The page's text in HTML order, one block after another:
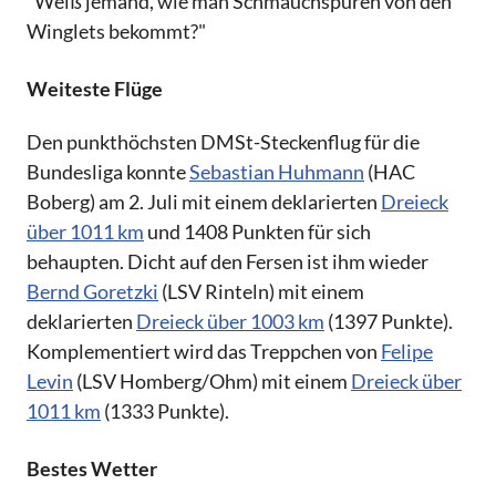
Winglets bekommt?"
Weiteste Flüge
Den punkthöchsten DMSt-Steckenflug für die
Bundesliga konnteSebastian Huhmann (HAC
Boberg) am 2. Juli mit einem deklarierten Dreieck
über 1011 km und 1408 Punkten für sich
behaupten. Dicht auf den Fersen ist ihm wieder
Bernd Goretzki (LSV Rinteln) mit einem
deklarierten Dreieck über 1003 km (1397 Punkte).
Komplementiert wird das Treppchen von Felipe
Levin (LSV Homberg/Ohm) mit einem Dreieck über
1011 km (1333 Punkte).
Bestes Wetter